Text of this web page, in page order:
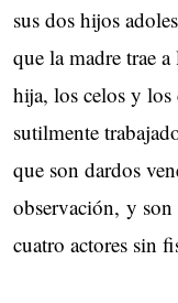
sus dos hijos
que la madre trae
hija, los celos y los
sutilmente
que son dardos
observación, y
cuatro actores sin